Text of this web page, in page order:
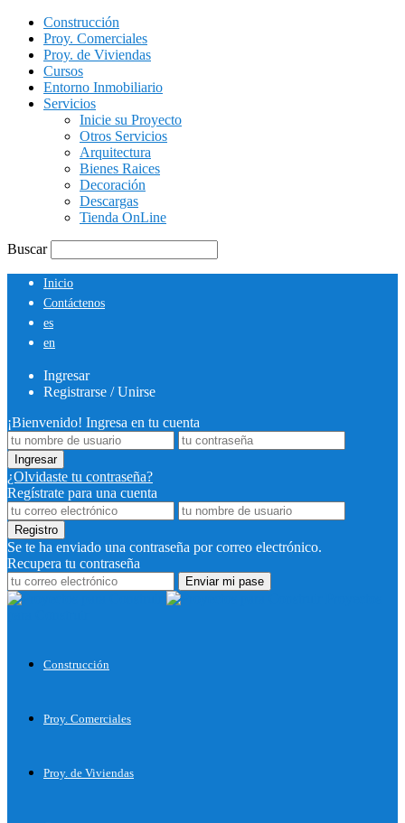
Construcción
Proy. Comerciales
Proy. de Viviendas
Cursos
Entorno Inmobiliario
Servicios
Inicie su Proyecto
Otros Servicios
Arquitectura
Bienes Raices
Decoración
Descargas
Tienda OnLine
Buscar
Inicio
Contáctenos
es
en
Ingresar
Registrarse / Unirse
¡Bienvenido! Ingresa en tu cuenta
¿Olvidaste tu contraseña?
Regístrate para una cuenta
Se te ha enviado una contraseña por correo electrónico.
Recupera tu contraseña
Construcción
Proy. Comerciales
Proy. de Viviendas